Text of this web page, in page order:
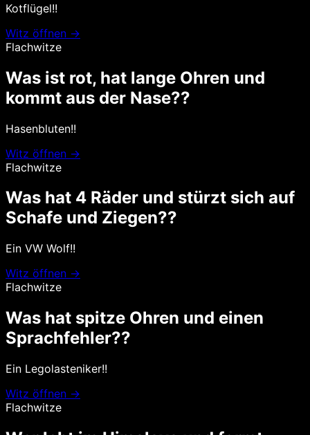
Kotflügel!!
Witz öffnen →
Flachwitze
Was ist rot, hat lange Ohren und
kommt aus der Nase??
Hasenbluten!!
Witz öffnen →
Flachwitze
Was hat 4 Räder und stürzt sich auf
Schafe und Ziegen??
Ein VW Wolf!!
Witz öffnen →
Flachwitze
Was hat spitze Ohren und einen
Sprachfehler??
Ein Legolasteniker!!
Witz öffnen →
Flachwitze